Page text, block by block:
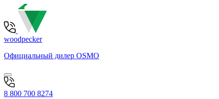
woodpecker
Официальный дилер OSMO
8 800 700 8274